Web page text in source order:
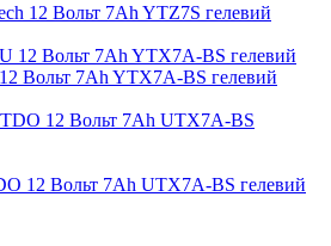
12 Вольт 7Ah YTZ7S гелевий
Вольт 7Ah YTX7A-BS гелевий
12 Вольт 7Ah UTX7A-BS гелевий